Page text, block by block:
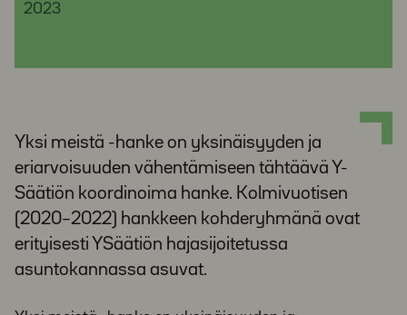
2023
Yksi meistä -hanke on yksinäisyyden ja
eriarvoisuuden vähentämiseen tähtäävä Y-
Säätiön koordinoima hanke. Kolmivuotisen
(2020–2022) hankkeen kohderyhmänä ovat
erityisesti YSäätiön hajasijoitetussa
asuntokannassa asuvat.